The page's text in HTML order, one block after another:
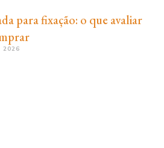
para fixação: o que avaliar
2026